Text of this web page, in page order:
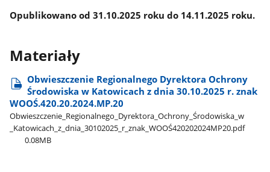
Opublikowano od 31.10.2025 roku do 14.11.2025 roku.
Materiały
Obwieszczenie Regionalnego Dyrektora Ochrony
Środowiska w Katowicach z dnia 30.10.2025 r. znak
WOOŚ.420.20.2024.MP.20
Obwieszczenie​_Regionalnego​_Dyrektora​_Ochrony​_Środowiska​_w​
_Katowicach​_z​_dnia​_30102025​_r​_znak​_WOOŚ420202024MP20.pdf
0.08MB